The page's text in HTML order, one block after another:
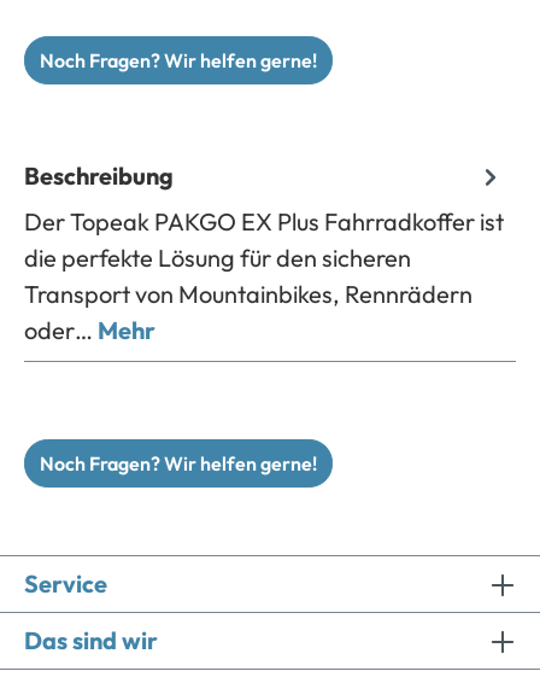
Noch Fragen? Wir helfen gerne!
Beschreibung
Der Topeak PAKGO EX Plus Fahrradkoffer ist
die perfekte Lösung für den sicheren
Transport von Mountainbikes, Rennrädern
oder… Mehr
Noch Fragen? Wir helfen gerne!
Service
Das sind wir